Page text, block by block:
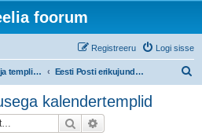
foorum
Logi sisse
Registreeru
Postiajalugu ja templijäljendite kogumine Eesti Posti erikujundusega kalendertemplid
kalendertemplid
Otsi